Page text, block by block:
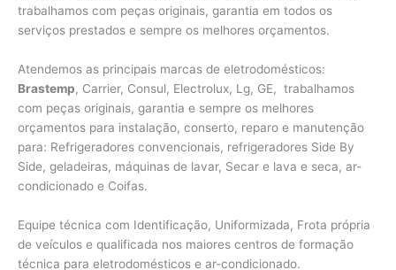
trabalhamos com peças originais, garantia em todos os
serviços prestados e sempre os melhores orçamentos.
Atendemos as principais marcas de eletrodomésticos:
Brastemp, Carrier, Consul, Electrolux, Lg, GE, trabalhamos
com peças originais, garantia e sempre os melhores
orçamentos para instalação, conserto, reparo e manutenção
para: Refrigeradores convencionais, refrigeradores Side By
Side, geladeiras, máquinas de lavar, Secar e lava e seca, ar-
condicionado e Coifas.
Equipe técnica com Identificação, Uniformizada, Frota própria
de veículos e qualificada nos maiores centros de formação
técnica para eletrodomésticos e ar-condicionado.